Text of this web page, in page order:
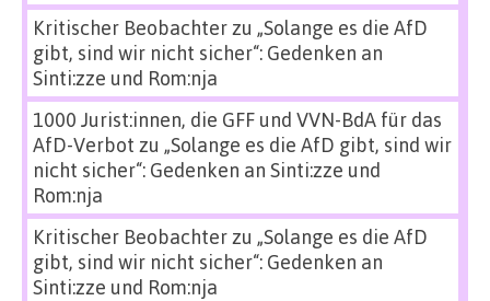
Kritischer Beobachterzu „Solange es die AfD
gibt, sind wir nicht sicher“: Gedenken an
Sinti:zze und Rom:nja
1000 Jurist:innen, die GFF und VVN-BdA für das
AfD-Verbot zu „Solange es die AfD gibt, sind wir
nicht sicher“: Gedenken an Sinti:zze und
Rom:nja
Kritischer Beobachterzu „Solange es die AfD
gibt, sind wir nicht sicher“: Gedenken an
Sinti:zze und Rom:nja